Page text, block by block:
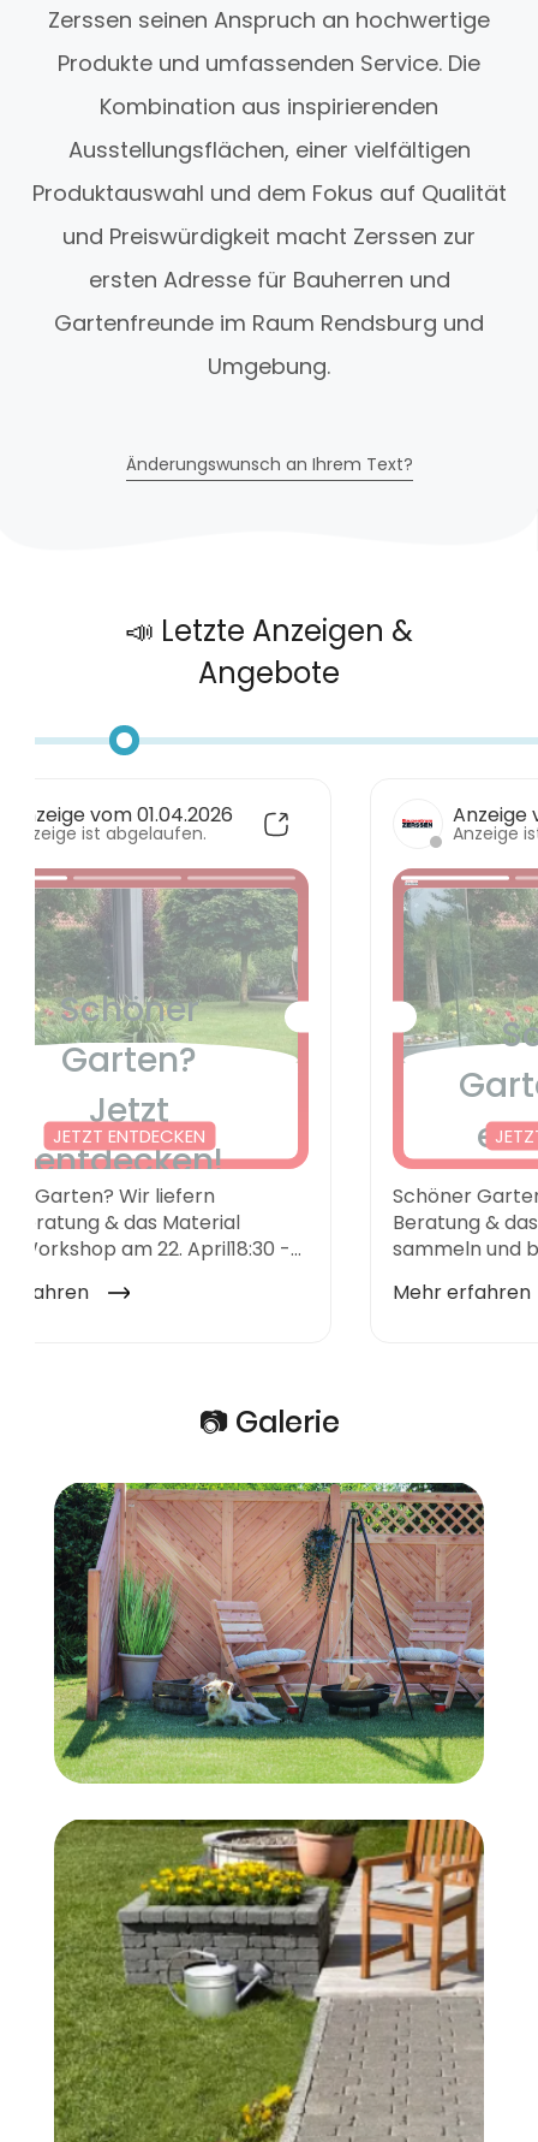
Zerssen seinen Anspruch an hochwertige
Produkte und umfassenden Service. Die
Kombination aus inspirierenden
Ausstellungsflächen, einer vielfältigen
Produktauswahl und dem Fokus auf Qualität
und Preiswürdigkeit macht Zerssen zur
ersten Adresse für Bauherren und
Gartenfreunde im Raum Rendsburg und
Umgebung.
Änderungswunsch an Ihrem Text?
📷 Galerie